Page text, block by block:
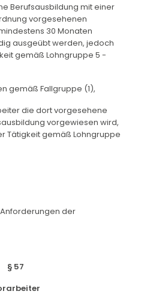
Berufsausbildung mit einer
vorgesehenen
30 Monaten
ausgeübt werden, jedoch
gemäß Lohngruppe 5 -
gemäß Fallgruppe (1),
die dort vorgesehene
vorgewiesen wird,
Tätigkeit gemäß Lohngruppe
der
§ 57